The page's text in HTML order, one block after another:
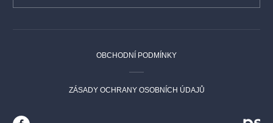
OBCHODNÍ PODMÍNKY
ZÁSADY OCHRANY OSOBNÍCH ÚDAJŮ